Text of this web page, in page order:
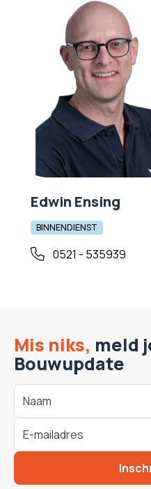
Edwin Ensing
BINNENDIENST
0521 - 535939
Mis niks, meld
Bouwupdate